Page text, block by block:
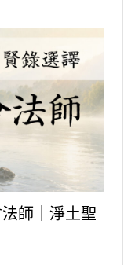
師｜淨土聖